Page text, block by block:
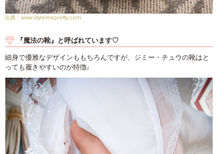
www.stylemepretty.com
『魔法の靴』と呼ばれています♡
細身で優雅なデザインももちろんですが、ジミー・チュウの靴はと
っても履きやすいのが特徴♩